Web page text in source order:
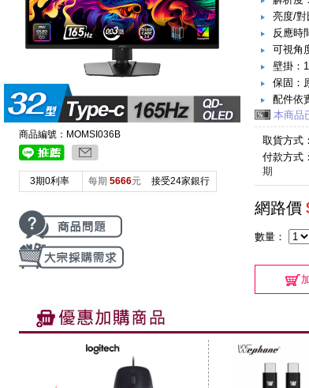
商品編號：MOMSI036B
3期0利率 每期 5666元 接受24家銀行
亮度/對
反應時
可視角
壁掛：
保固：
配件依
本商品
取貨方式
付款方式
期
網路價
數量：